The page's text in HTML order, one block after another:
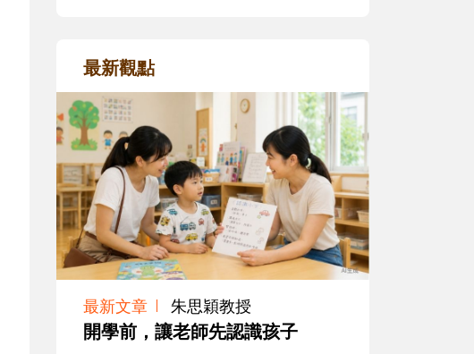
最新觀點
最新文章 朱思穎教授
開學前，讓老師先認識孩子